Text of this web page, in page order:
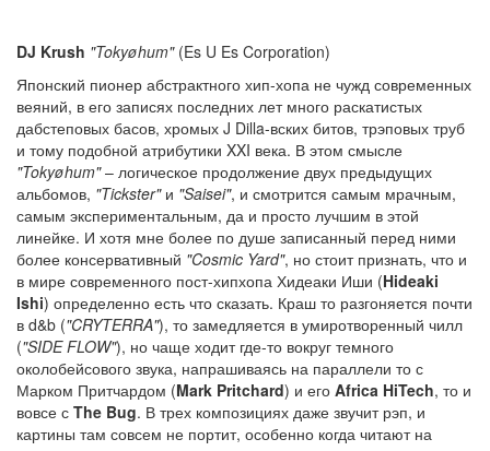
DJ Krush "Tokyøhum"(Es U Es Corporation)
Японский пионер абстрактного хип-хопа не чужд современных
веяний, в его записях последних лет много раскатистых
дабстеповых басов, хромых J Dilla-вских битов, трэповых труб
и тому подобной атрибутики XXI века. В этом смысле
"Tokyøhum"– логическое продолжение двух предыдущих
альбомов, "Tickster"и "Saisei", и смотрится самым мрачным,
самым экспериментальным, да и просто лучшим в этой
линейке. И хотя мне более по душе записанный перед ними
более консервативный "Cosmic Yard", но стоит признать, что и
в мире современного пост-хипхопа Хидеаки Иши (Hideaki
Ishi) определенно есть что сказать. Краш то разгоняется почти
в d&b ("CRYTERRA"), то замедляется в умиротворенный чилл
("SIDE FLOW"), но чаще ходит где-то вокруг темного
околобейсового звука, напрашиваясь на параллели то с
Марком Притчардом (Mark Pritchard) и его Africa HiTech, то и
вовсе с The Bug. В трех композициях даже звучит рэп, и
картины там совсем не портит, особенно когда читают на